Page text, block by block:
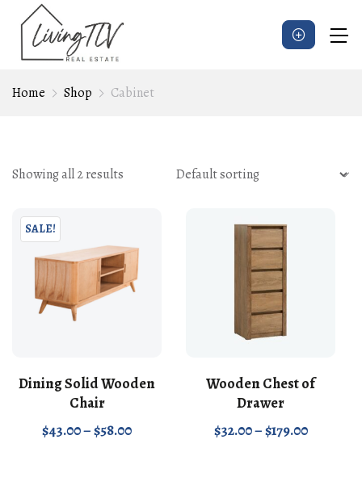
Home Shop Cabinet
Showing all 2 results
SALE!
Dining Solid Wooden
Chair
$43.00–$58.00
Wooden Chest of
Drawer
$32.00–$179.00